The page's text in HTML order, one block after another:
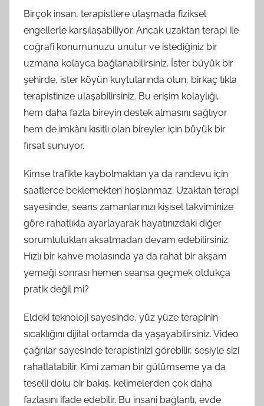
Birçok insan, terapistlere ulaşmada fiziksel
engellerle karşılaşabiliyor. Ancak uzaktan terapi ile
coğrafi konumunuzu unutur ve istediğiniz bir
uzmana kolayca bağlanabilirsiniz. İster büyük bir
şehirde, ister köyün kuytularında olun, birkaç tıkla
terapistinize ulaşabilirsiniz. Bu erişim kolaylığı,
hem daha fazla bireyin destek almasını sağlıyor
hem de imkânı kısıtlı olan bireyler için büyük bir
fırsat sunuyor.
Kimse trafikte kaybolmaktan ya da randevu için
saatlerce beklemekten hoşlanmaz. Uzaktan terapi
sayesinde, seans zamanlarınızı kişisel takviminize
göre rahatlıkla ayarlayarak hayatınızdaki diğer
sorumlulukları aksatmadan devam edebilirsiniz.
Hızlı bir kahve molasında ya da rahat bir akşam
yemeği sonrası hemen seansa geçmek oldukça
pratik değil mi?
Eldeki teknoloji sayesinde, yüz yüze terapinin
sıcaklığını dijital ortamda da yaşayabilirsiniz. Video
çağrılar sayesinde terapistinizi görebilir, sesiyle sizi
rahatlatabilir. Kimi zaman bir gülümseme ya da
teselli dolu bir bakış, kelimelerden çok daha
fazlasını ifade edebilir. Bu insani bağlantı, evde